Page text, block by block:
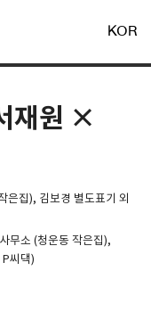
KOR
재원 ×
은집), 김보경 별도표기 외
무소 (청운동 작은집),
씨댁)